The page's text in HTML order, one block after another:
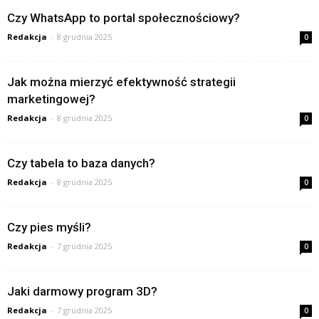
Czy WhatsApp to portal społecznościowy?
Redakcja - 8 grudnia 2025 0
Jak można mierzyć efektywność strategii
marketingowej?
Redakcja - 8 grudnia 2025 0
Czy tabela to baza danych?
Redakcja - 8 grudnia 2025 0
Czy pies myśli?
Redakcja - 7 grudnia 2025 0
Jaki darmowy program 3D?
Redakcja - 7 grudnia 2025 0